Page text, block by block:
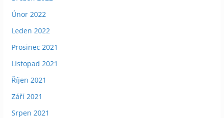
Únor 2022
Leden 2022
Prosinec 2021
Listopad 2021
Říjen 2021
Září 2021
Srpen 2021